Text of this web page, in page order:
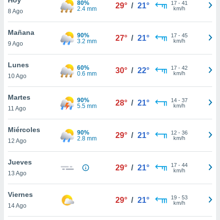
en
más
nuestra
de
cookies
aceptar
8 Ago
80%
2.4 mm
29° / 21° 17- 41
km/h
Mañana
9 Ago
90%
3.2 mm
27° / 21° 17- 45
km/h
Lunes
10 Ago
60%
0.6 mm
30° / 22° 17- 42
km/h
Martes
11 Ago
90%
5.5 mm
28° / 21° 14- 37
km/h
Miércoles
12 Ago
90%
2.8 mm
29° / 21° 12- 36
km/h
Jueves
13 Ago
29° / 21° 17- 44
km/h
Viernes
14 Ago
29° / 21° 19- 53
km/h